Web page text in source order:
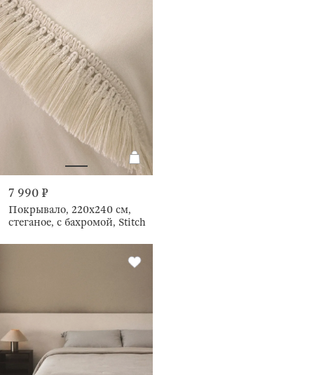
7 990 ₽
Покрывало, 220х240 см,
стеганое, с бахромой, Stitch